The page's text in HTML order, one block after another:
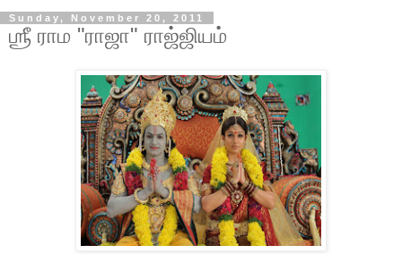
Sunday, November 20, 2011
ஶ்ரீ ராம "ராஜா" ராஜ்ஜியம்